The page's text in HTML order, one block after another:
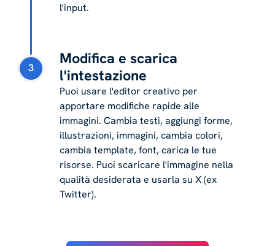
l'input.
3
Modifica e scarica
l'intestazione
Puoi usare l'editor creativo per
apportare modifiche rapide alle
immagini. Cambia testi, aggiungi forme,
illustrazioni, immagini, cambia colori,
cambia template, font, carica le tue
risorse. Puoi scaricare l'immagine nella
qualità desiderata e usarla su X (ex
Twitter).